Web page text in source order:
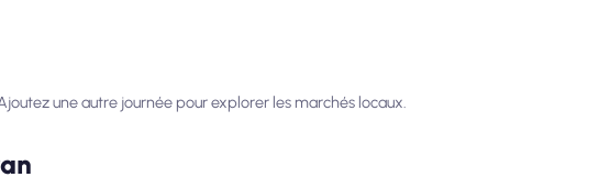
une autre journée pour explorer les marchés locaux.